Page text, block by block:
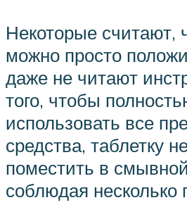
Некоторые считают,
можно просто
даже не читают
того, чтобы
использовать все
средства, таблетку
поместить в
соблюдая несколько